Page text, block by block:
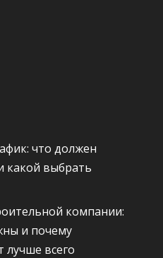
что должен
какой выбрать
компании:
и почему
лучше всего